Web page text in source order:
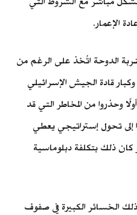
الإعمار.
الدوحة اتُخذ على الرغم من
قادة الجيش الإسرائيلي
وحذروا من المخاطر التي قد
تحول إستراتيجي يعطي
كان ذلك بتكلفة دبلوماسية
الخسائر الكبيرة في صفوف